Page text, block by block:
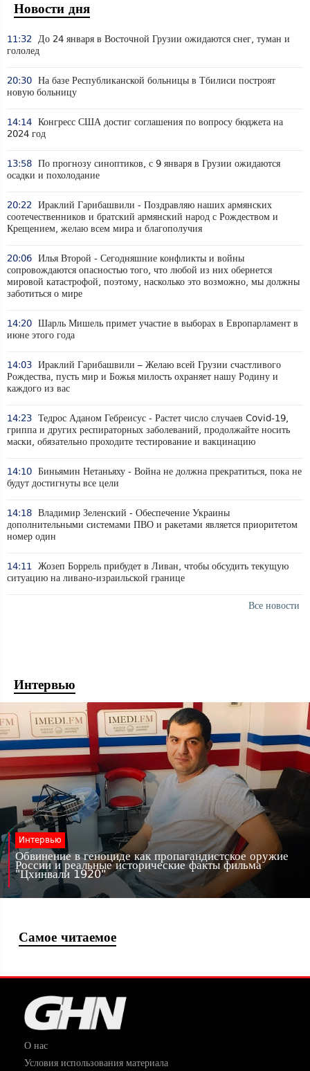
Новости дня
11:32
До 24 января в Восточной Грузии ожидаются снег, туман и
гололед
20:30 На базе Республиканской больницы в Тбилиси построят
новую больницу
14:14 Конгресс США достиг соглашения по вопросу бюджета на
2024 год
13:58 По прогнозу синоптиков, с 9 января в Грузии ожидаются
осадки и похолодание
20:22
Ираклий Гарибашвили - Поздравляю наших армянских
соотечественников и братский армянский народ с Рождеством и
Крещением, желаю всем мира и благополучия
20:06 Илья Второй - Сегодняшние конфликты и войны
сопровождаются опасностью того, что любой из них обернется
мировой катастрофой, поэтому, насколько это возможно, мы должны
заботиться о мире
14:20 Шарль Мишель примет участие в выборах в Европарламент в
июне этого года
14:03 Ираклий Гарибашвили – Желаю всей Грузии счастливого
Рождества, пусть мир и Божья милость охраняет нашу Родину и
каждого из вас
14:23 Тедрос Аданом Гебреисус - Растет число случаев Covid-19,
гриппа и других респираторных заболеваний, продолжайте носить
маски, обязательно проходите тестирование и вакцинацию
14:10 Биньямин Нетаньяху - Война не должна прекратиться, пока не
будут достигнуты все цели
14:18 Владимир Зеленский - Обеспечение Украины
дополнительными системами ПВО и ракетами является приоритетом
номер один
14:11
Жозеп Боррель прибудет в Ливан, чтобы обсудить текущую
ситуацию на ливано-израильской границе
Все новости
Интервью
Интервью
Обвинение в геноциде как пропагандистское оружие
России и реальные исторические факты фильма
"Цхинвали 1920"
Самое читаемое
О нас
Условия использования материала